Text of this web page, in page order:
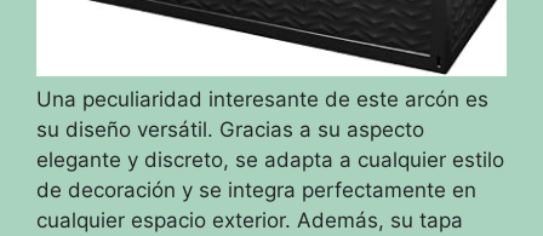
Una peculiaridad interesante de este arcón es
su diseño versátil. Gracias a su aspecto
elegante y discreto, se adapta a cualquier estilo
de decoración y se integra perfectamente en
cualquier espacio exterior. Además, su tapa